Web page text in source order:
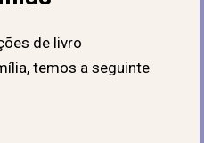
de livro
temos a seguinte